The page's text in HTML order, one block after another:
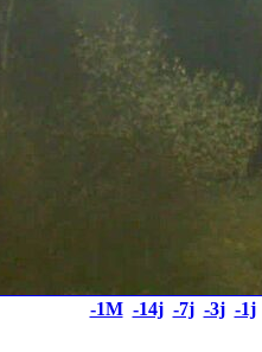
-1M -14j -7j -3j -1j